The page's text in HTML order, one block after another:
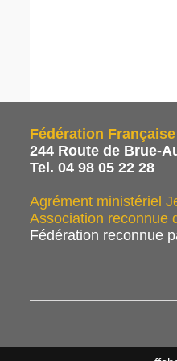
Fédération
244 Route de Brue-
Tel. 04 98 05 22 28
Agrément ministériel
Association reconnue
Fédération reconnue